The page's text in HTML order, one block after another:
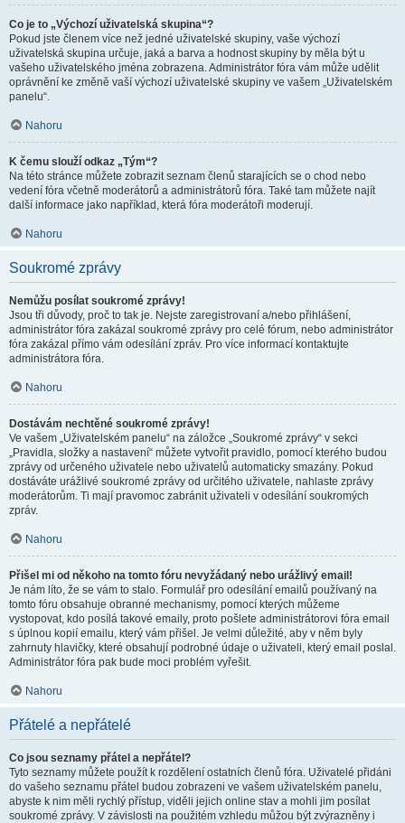
Co je to „Výchozí uživatelská skupina“?
Pokud jste členem více než jedné uživatelské skupiny, vaše výchozí
uživatelská skupina určuje, jaká a barva a hodnost skupiny by měla být u
vašeho uživatelského jména zobrazena. Administrátor fóra vám může udělit
oprávnění ke změně vaší výchozí uživatelské skupiny ve vašem „Uživatelském
panelu“.
Nahoru
K čemu slouží odkaz „Tým“?
Na této stránce můžete zobrazit seznam členů starajících se o chod nebo
vedení fóra včetně moderátorů a administrátorů fóra. Také tam můžete najít
další informace jako například, která fóra moderátoři moderují.
Nahoru
Soukromé zprávy
Nemůžu posílat soukromé zprávy!
Jsou tři důvody, proč to tak je. Nejste zaregistrovaní a/nebo přihlášení,
administrátor fóra zakázal soukromé zprávy pro celé fórum, nebo administrátor
fóra zakázal přímo vám odesílání zpráv. Pro více informací kontaktujte
administrátora fóra.
Nahoru
Dostávám nechtěné soukromé zprávy!
Ve vašem „Uživatelském panelu“ na záložce „Soukromé zprávy“ v sekci
„Pravidla, složky a nastavení“ můžete vytvořit pravidlo, pomocí kterého budou
zprávy od určeného uživatele nebo uživatelů automaticky smazány. Pokud
dostáváte urážlivé soukromé zprávy od určitého uživatele, nahlaste zprávy
moderátorům. Ti mají pravomoc zabránit uživateli v odesílání soukromých
zpráv.
Nahoru
Přišel mi od někoho na tomto fóru nevyžádaný nebo urážlivý email!
Je nám líto, že se vám to stalo. Formulář pro odesílání emailů používaný na
tomto fóru obsahuje obranné mechanismy, pomocí kterých můžeme
vystopovat, kdo posílá takové emaily, proto pošlete administrátorovi fóra email
s úplnou kopií emailu, který vám přišel. Je velmi důležité, aby v něm byly
zahrnuty hlavičky, které obsahují podrobné údaje o uživateli, který email poslal.
Administrátor fóra pak bude moci problém vyřešit.
Nahoru
Přátelé a nepřátelé
Co jsou seznamy přátel a nepřátel?
Tyto seznamy můžete použít k rozdělení ostatních členů fóra. Uživatelé přidáni
do vašeho seznamu přátel budou zobrazeni ve vašem uživatelském panelu,
abyste k nim měli rychlý přístup, viděli jejich online stav a mohli jim posílat
soukromé zprávy. V závislosti na použitém vzhledu můžou být zvýrazněny i